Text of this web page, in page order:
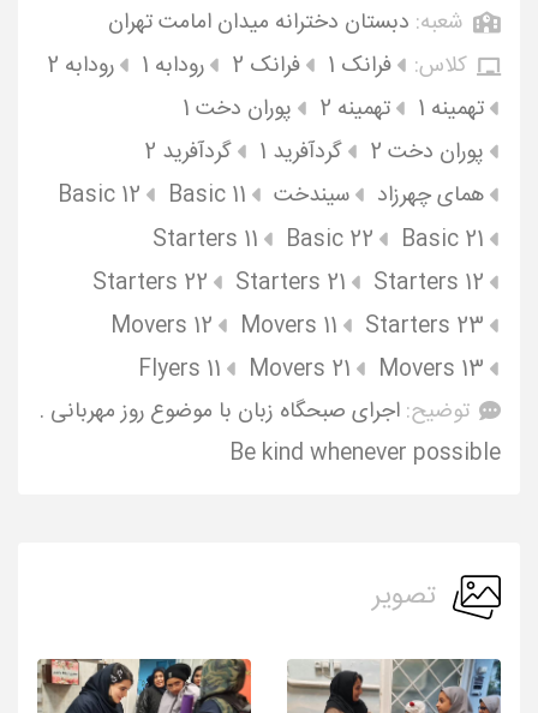
شعبه: دبستان دخترانه میدان امامت تهران
کلاس:
فرانک 1 فرانک 2 رودابه 1
رودابه 2
تهمینه 1
تهمینه 2
پوران دخت 1
پوران دخت 2
گردآفرید 1
گردآفرید 2
همای چهرزاد
سیندخت Basic 11
Basic 12
Basic 21
Basic 22
Starters 11
Starters 12
Starters 21
Starters 22
Starters 23
Movers 11
Movers 12
Movers 13
Movers 21
Flyers 11
توضیح: اجرای صبحگاه زبان با موضوع روز مهربانی .
Be kind whenever possible
تصویر